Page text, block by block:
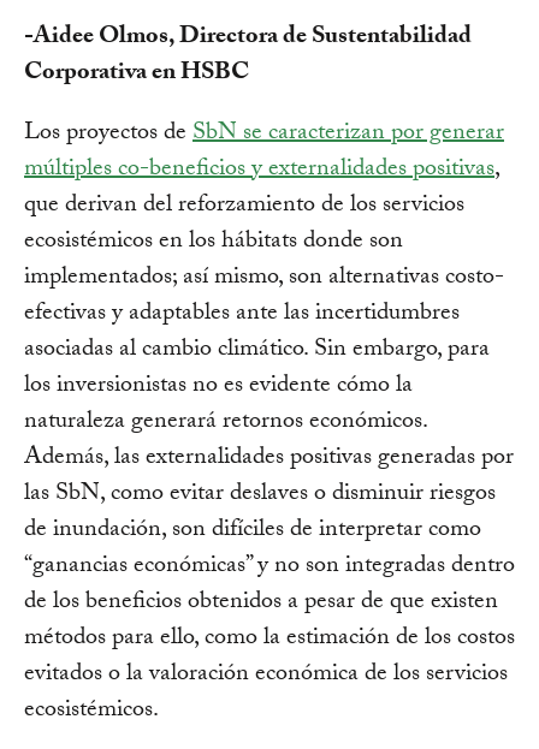
-Aidee Olmos, Directora de Sustentabilidad
Corporativa en HSBC
Los proyectos deSbN se caracterizan por generar
múltiples co-beneficios y externalidades positivas,
que derivan del reforzamiento de los servicios
ecosistémicos en los hábitats donde son
implementados; así mismo, son alternativas costo-
efectivas y adaptables ante las incertidumbres
asociadas al cambio climático. Sin embargo, para
los inversionistas no es evidente cómo la
naturaleza generará retornos económicos.
Además, las externalidades positivas generadas por
las SbN, como evitar deslaves o disminuir riesgos
de inundación, son difíciles de interpretar como
“ganancias económicas” y no son integradas dentro
de los beneficios obtenidos a pesar de que existen
métodos para ello, como la estimación de los costos
evitados o la valoración económica de los servicios
ecosistémicos.